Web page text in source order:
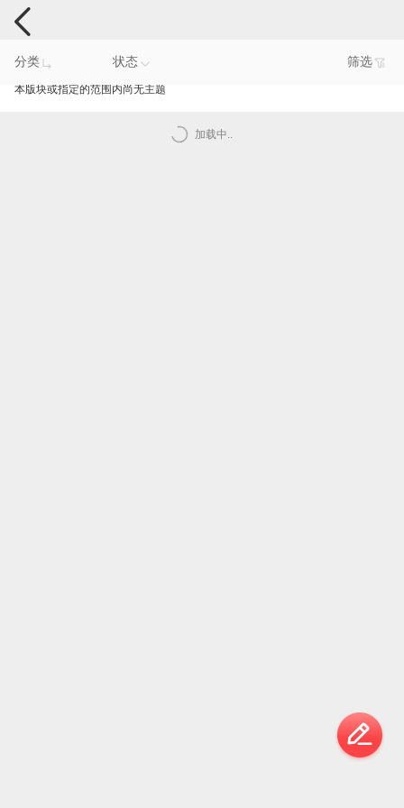
电脑反馈
分类 状态 筛选
本版块或指定的范围内尚无主题
加载中..